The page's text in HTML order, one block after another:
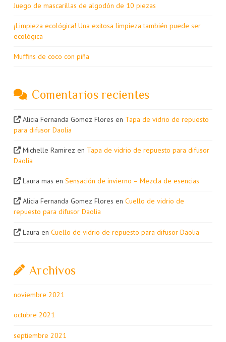
Juego de mascarillas de algodón de 10 piezas
¡Limpieza ecológica! Una exitosa limpieza también puede ser
ecológica
Muffins de coco con piña
Comentarios recientes
Alicia Fernanda Gomez Flores en Tapa de vidrio de repuesto
para difusor Daolia
Michelle Ramirez en Tapa de vidrio de repuesto para difusor
Daolia
Laura mas enSensación de invierno – Mezcla de esencias
Alicia Fernanda Gomez Flores enCuello de vidrio de
repuesto para difusor Daolia
Laura enCuello de vidrio de repuesto para difusor Daolia
Archivos
noviembre 2021
octubre 2021
septiembre 2021